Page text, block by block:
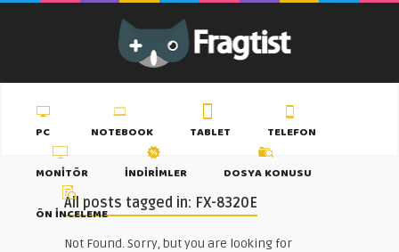
PC NOTEBOOK TABLET
TELEFON
MONITÖR
İNDIRIMLER
DOSYA KONUSU
ÖN İNCELEME
All posts tagged in: FX-8320E
Not Found. Sorry, but you are looking for